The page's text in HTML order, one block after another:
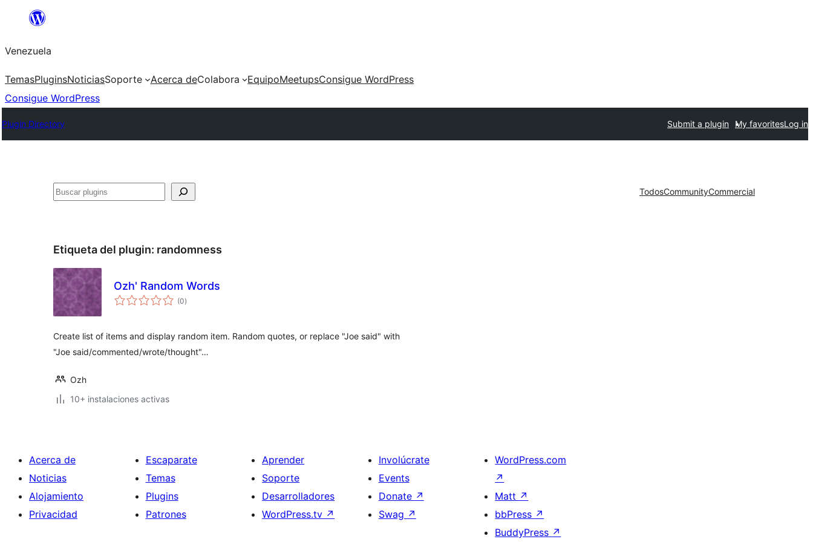
Saltar
contenido
Venezuela
TemasPluginsNoticiasSoporte Acerca deColabora EquipoMeetupsConsigue WordPress
Consigue WordPress
Plugin Directory Submit a plugin My favoritesLog in
Buscar TodosCommunityCommercial
Etiqueta del plugin: randomness
Ozh' Random Words
(0total
de
)
Create list of items and display random item. Random quotes, or replace "Joe said" with
"Joe said/commented/wrote/thought"…
Ozh
10+ instalaciones activas
Acerca de
Noticias
Alojamiento
Privacidad
Escaparate
Temas
Plugins
Patrones
Aprender
Soporte
Desarrolladores
WordPress.tv ↗
Involúcrate
Events
Donate ↗
Swag ↗
WordPress.com
↗
Matt ↗
bbPress ↗
BuddyPress ↗